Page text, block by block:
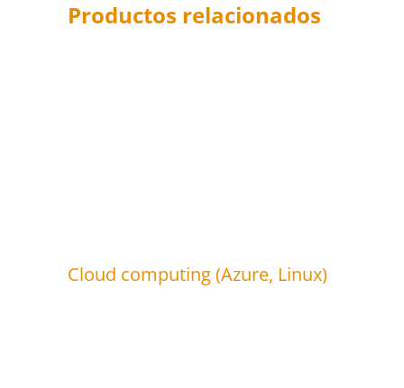
Productos relacionados
Cloud computing (Azure, Linux)